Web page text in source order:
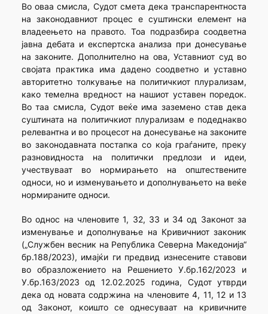
Во оваа смисла, Судот смета дека транспарентноста
на законодавниот процес е суштински елемент на
владеењето на правото. Тоа подразбира соодветна
јавна дебата и експертска анализа при донесување
на законите. Дополнително на ова, Уставниот суд во
својата практика има дадено соодветно и уставно
авторитетно толкување на политичкиот плурализам,
како темелна вредност на нашиот уставен поредок.
Во таа смисла, Судот веќе има заземено став дека
суштината на политичкиот плурализам е подеднакво
релевантна и во процесот на донесување на законите
во законодавната постапка со која граѓаните, преку
разновидноста на политички предлози и идеи,
учествуваат во нормирањето на општествените
односи, но и изменувањето и дополнувањето на веќе
нормираните односи.
Во однос на членовите 1, 32, 33 и 34 од Законот за
изменување и дополнување на Кривичниот законик
(„Службен весник на Република Северна Македонија“
бр.188/2023), имајќи ги предвид изнесените ставови
во образложението на Решението У.бр.162/2023 и
У.бр.163/2023 од 12.02.2025 година, Судот утврди
дека од новата содржина на членовите 4, 11, 12 и 13
од Законот, коишто се однесуваат на кривичните